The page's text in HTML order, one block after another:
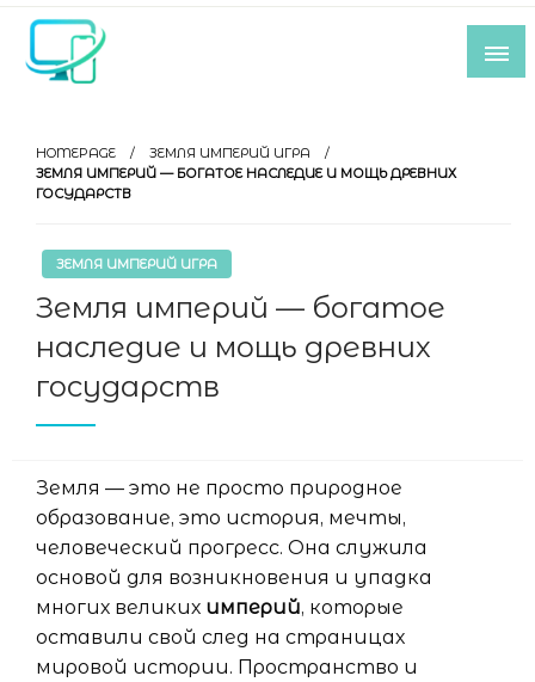
Skip
content
индустрии
HOMEPAGE
ЗЕМЛЯ ИМПЕРИЙ ИГРА
ЗЕМЛЯ ИМПЕРИЙ — БОГАТОЕ НАСЛЕДИЕ И МОЩЬ ДРЕВНИХ
ГОСУДАРСТВ
ЗЕМЛЯ ИМПЕРИЙ ИГРА
Земля империй — богатое
наследие и мощь древних
государств
Земля — это не просто природное
образование, это история, мечты,
человеческий прогресс. Она служила
основой для возникновения и упадка
многих великих империй, которые
оставили свой след на страницах
мировой истории. Пространство и